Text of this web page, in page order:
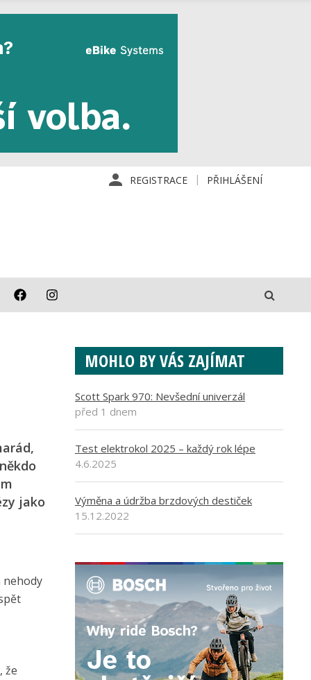
REGISTRACE PŘIHLÁŠENÍ
jako
nehody
že
MOHLO BY VÁS ZAJÍMAT
Scott Spark 970: Nevšední univerzál
před 1 dnem
Test elektrokol 2025 – každý rok lépe
4.6.2025
Výměna a údržba brzdových destiček
15.12.2022